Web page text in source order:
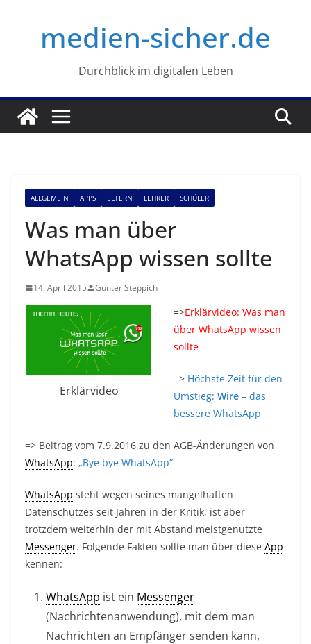
springenmedien-sicher.de
Durchblick im digitalen Leben
ALLGEMEIN APPS ELTERN LEHRER SCHÜLER
Was man über
WhatsApp wissen sollte
14. April 2015 Günter Steppich
Erklärvideo
=>Erklärvideo: Was man
über WhatsApp wissen
sollte
=> Höchste Zeit für den
Umstieg: Wire – das
bessere WhatsApp
=> Beitrag vom 7.9.2016 zu den AGB-Änderungen von
WhatsApp: „Bye bye WhatsApp“
WhatsApp steht wegen seines mangelhaften
Datenschutzes seit Jahren in der Kritik, ist aber
trotzdem weiterhin der mit Abstand meistgenutzte
Messenger. Folgende Fakten sollte man über diese App
kennen:
WhatsApp ist ein Messenger
(Nachrichtenanwendung), mit dem man
Nachrichten an Empfänger senden kann,